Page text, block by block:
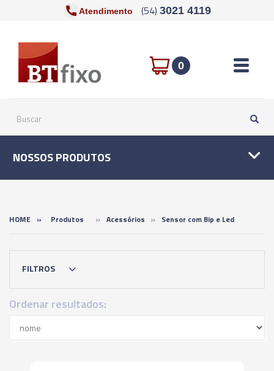
Atendimento (54) 3021 4119
0 Toggle
NOSSOS PRODUTOS
HOME » Produtos » Acessórios » Sensor com Bip e Led
FILTROS
Ordenar resultados: